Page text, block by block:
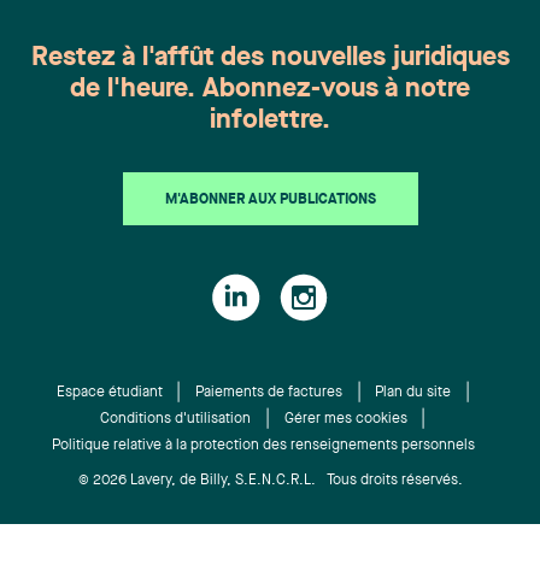
recommandations officielles des autorités, et
d’assurer la continuité de nos affaires. La sécurité
des membres de notre équipe, de leur famille et de
leurs proches, ainsi que celle de nos clients et
priorité. Nous tenons d’ailleurs à offrir nos
au sein de leur propre organisation ou dans leur
entourage. Nous tenons à assurer à tous les
plusieurs semaines et qu’un plan de continuité
des affaires a été mis en place rapidement afin de
nous assurer de maintenir le niveau de service
auquel vous vous attendez, notamment quant à la
Restez à l'affût des nouvelles juridiques
de l'heure. Abonnez-vous à notre
infolettre.
M'ABONNER AUX PUBLICATIONS
Espace étudiant Paiements de factures
Plan du site
Conditions d'utilisation
Gérer mes cookies
Politique relative à la protection des renseignements personnels
© 2026 Lavery, de Billy, S.E.N.C.R.L. Tous droits réservés.